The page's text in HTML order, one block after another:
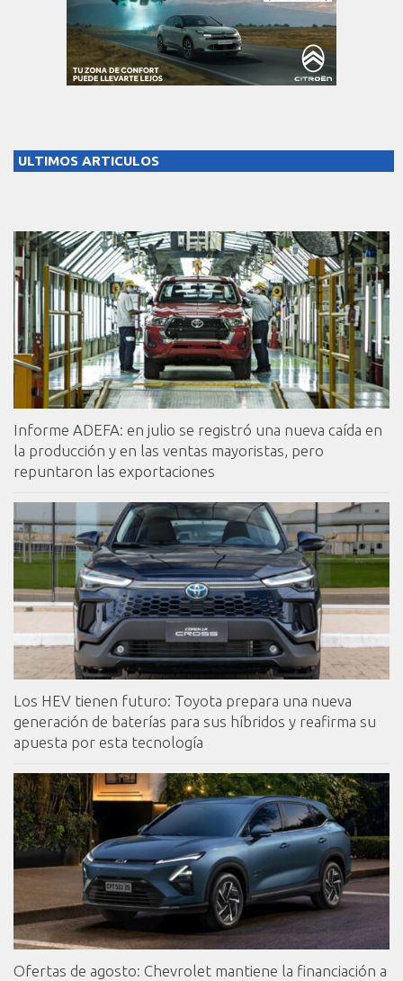
ULTIMOS ARTICULOS
Informe ADEFA: en julio se registró una nueva caída en
la producción y en las ventas mayoristas, pero
repuntaron las exportaciones
Los HEV tienen futuro: Toyota prepara una nueva
generación de baterías para sus híbridos y reafirma su
apuesta por esta tecnología
Ofertas de agosto: Chevrolet mantiene la financiación a